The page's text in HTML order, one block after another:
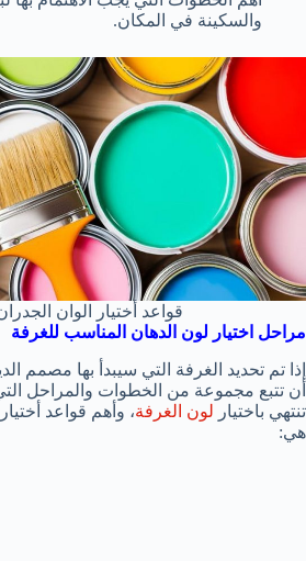
والسكينة في المكان.
قواعد أختيار الوان
مراحل اختيار لون الدهان المناسب للغرفة
إذا تم تحديد الغرفة التي سيبدأ بها مصمم
أن تتبع مجموعة من الخطوات والمراحل
تنتهي باختيار لون الغرفة، وأهم قواعد
هي: